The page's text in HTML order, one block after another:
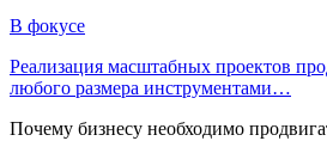
В фокусе
Реализация масштабных проектов
любого размера инструментами…
Почему бизнесу необходимо